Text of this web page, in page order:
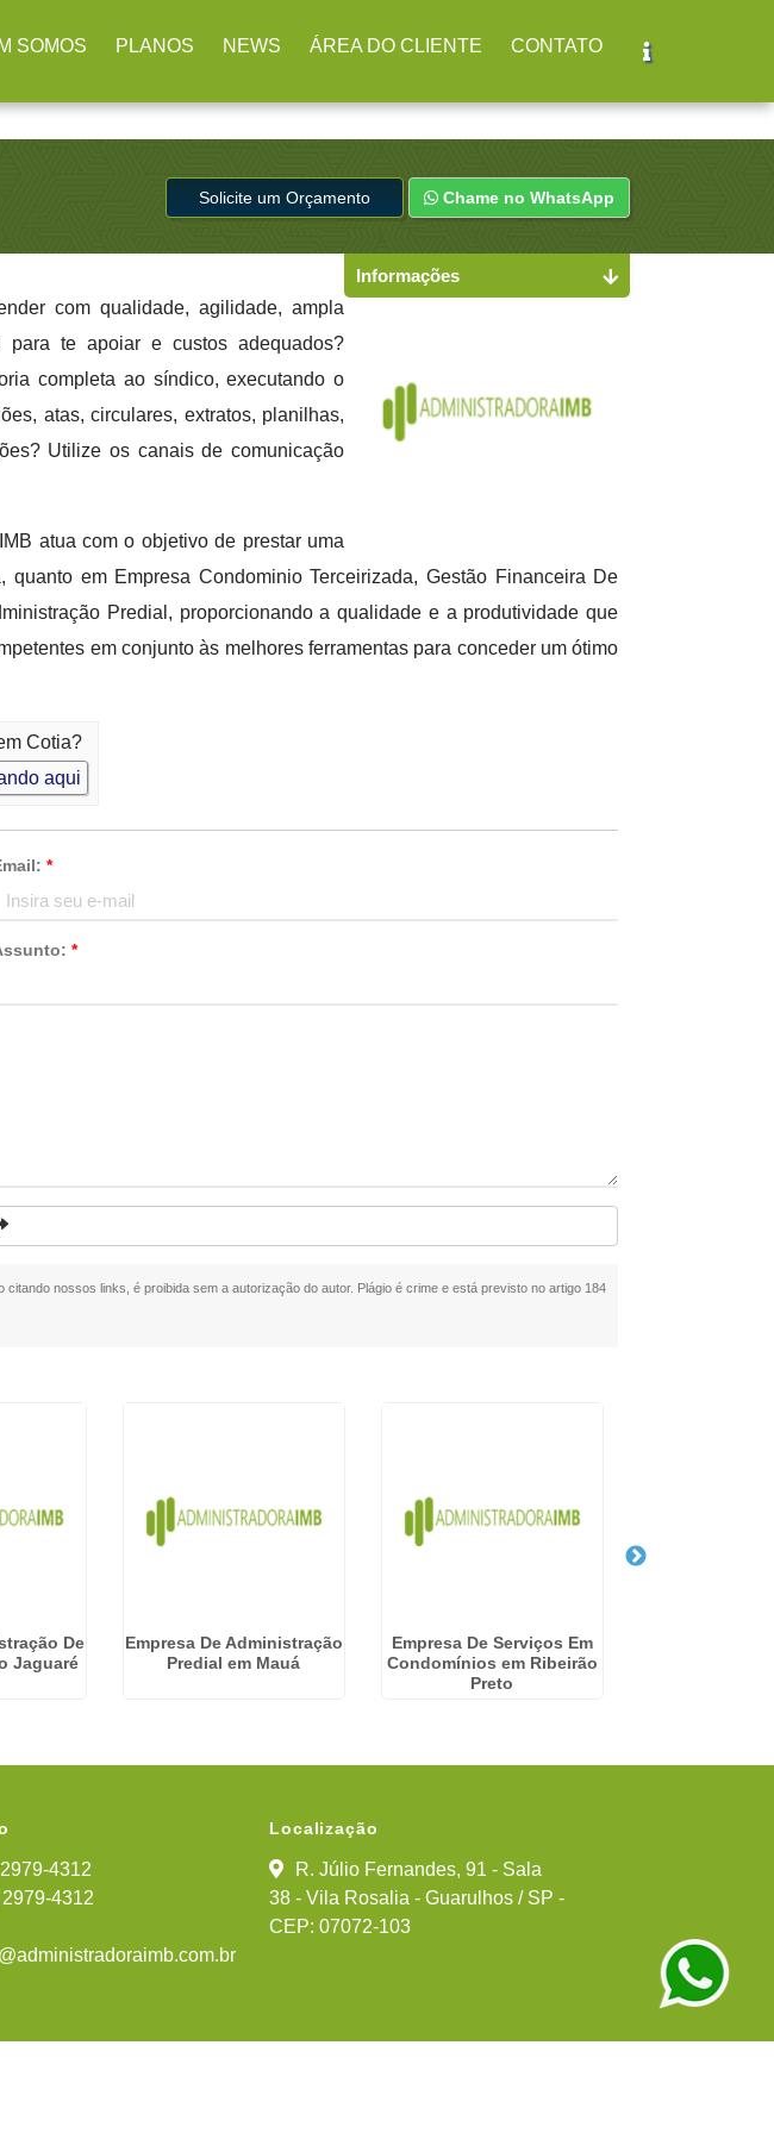
Solicite um Orçamento Chame no WhatsApp
com qualidade, agilidade, ampla
para te apoiar e custos adequados?
completa ao síndico, executando o
atas, circulares, extratos, planilhas,
Utilize os canais de comunicação
atua com o objetivo de prestar uma
em Empresa Condominio Terceirizada, Gestão Financeira De
Predial, proporcionando a qualidade e a produtividade que
em conjunto às melhores ferramentas para conceder um ótimo
Cotia?
aqui
*
*
nossos links, é proibida sem a autorização do autor. Plágio é crime e está previsto no artigo 184
Informações
De
Jaguaré
Empresa De Administração
Predial em Mauá
Empresa De Serviços Em
Condomínios em Ribeirão
Preto
4312
4312
Localização
R. Júlio Fernandes, 91 - Sala
38 - Vila Rosalia - Guarulhos / SP -
CEP: 07072-103